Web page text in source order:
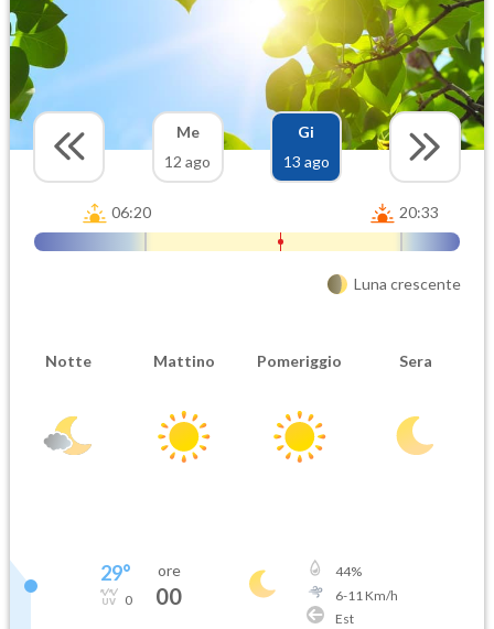
Me
12 ago
Gi
13 ago
06:20 20:33
Luna crescente
Notte Mattino Pomeriggio Sera
29°
0
ore
00
44%
6-11 Km/h
Est